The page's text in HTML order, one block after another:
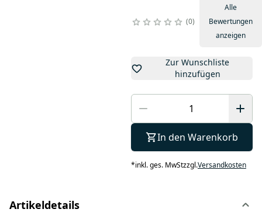
0
Alle
Bewertungen
anzeigen
Zur Wunschliste
hinzufügen
In den Warenkorb
*inkl. ges. MwStzzgl.Versandkosten
Artikeldetails